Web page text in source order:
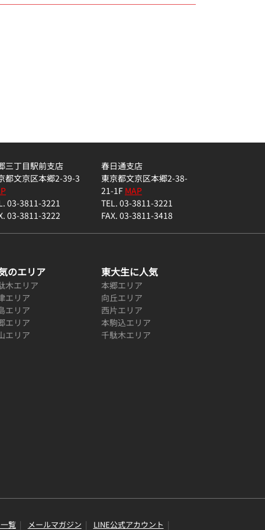
三丁目駅前支店
都文京区本郷2-39-3
03-3811-3221
03-3811-3222
春日通支店
東京都文京区本郷2-38-
21-1FMAP
TEL. 03-3811-3221
FAX. 03-3811-3418
のエリア
木エリア
エリア
エリア
エリア
エリア
東大生に人気
本郷エリア
向丘エリア
西片エリア
本駒込エリア
千駄木エリア
覧 メールマガジン LINE公式アカウント